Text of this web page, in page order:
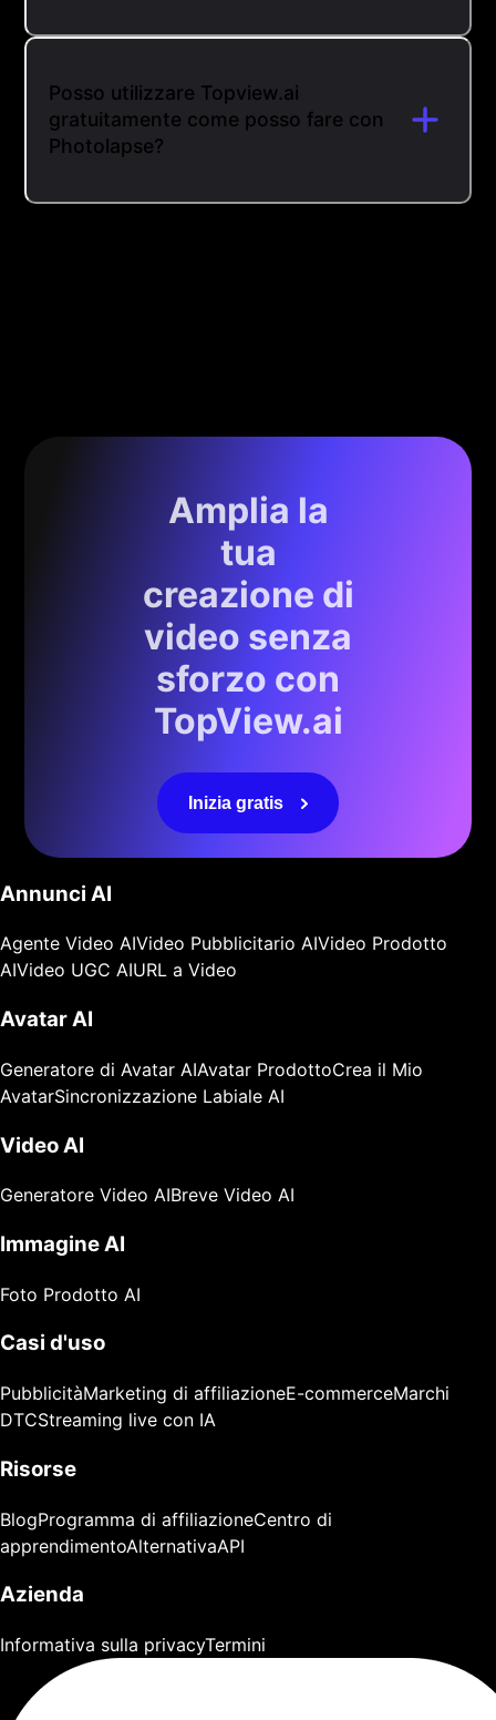
Posso utilizzare Topview.ai
gratuitamente come posso fare con
Photolapse?
Amplia la
tua
creazione di
video senza
sforzo con
TopView.ai
Inizia gratis
Annunci AI
Agente Video AIVideo Pubblicitario AIVideo Prodotto
AIVideo UGC AIURL a Video
Avatar AI
Generatore di Avatar AIAvatar ProdottoCrea il Mio
AvatarSincronizzazione Labiale AI
Video AI
Generatore Video AIBreve Video AI
Immagine AI
Foto Prodotto AI
Casi d'uso
PubblicitàMarketing di affiliazioneE-commerceMarchi
DTCStreaming live con IA
Risorse
BlogProgramma di affiliazioneCentro di
apprendimentoAlternativaAPI
Azienda
Informativa sulla privacyTermini